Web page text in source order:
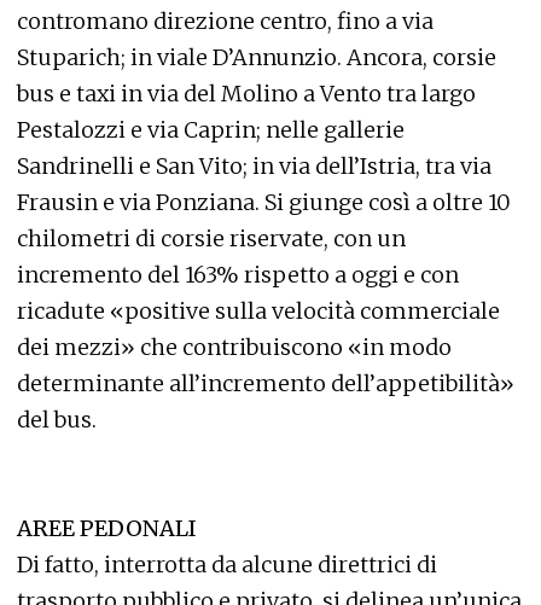
contromano direzione centro, fino a via
Stuparich; in viale D’Annunzio. Ancora, corsie
bus e taxi in via del Molino a Vento tra largo
Pestalozzi e via Caprin; nelle gallerie
Sandrinelli e San Vito; in via dell’Istria, tra via
Frausin e via Ponziana. Si giunge così a oltre 10
chilometri di corsie riservate, con un
incremento del 163% rispetto a oggi e con
ricadute «positive sulla velocità commerciale
dei mezzi» che contribuiscono «in modo
determinante all’incremento dell’appetibilità»
del bus.
AREE PEDONALI
Di fatto, interrotta da alcune direttrici di